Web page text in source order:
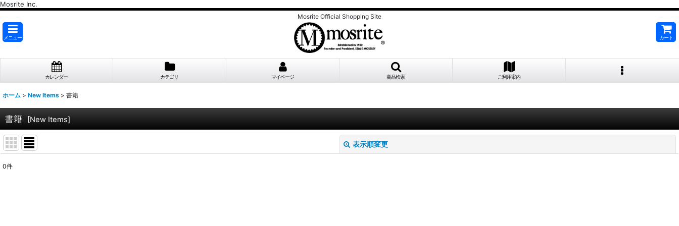
Mosrite Inc.
Mosrite Official Shopping Site
メニュー カート
カレンダー カテゴリ マイページ 商品検索 ご利用案内
ホーム > New Items > 書籍
書籍 [New Items]
表示順変更
表示数
0件